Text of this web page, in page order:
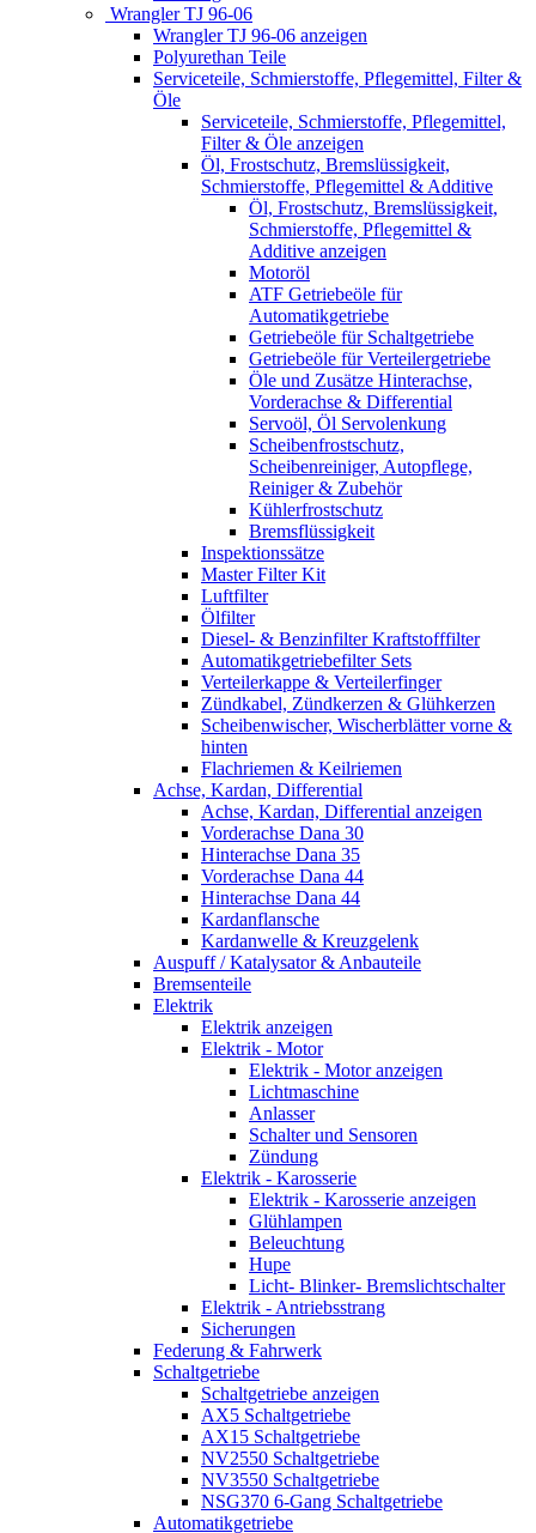
Wrangler TJ 96-06
Wrangler TJ 96-06 anzeigen
Polyurethan Teile
Serviceteile, Schmierstoffe, Pflegemittel, Filter &
Öle
Serviceteile, Schmierstoffe, Pflegemittel,
Filter & Öle anzeigen
Öl, Frostschutz, Bremslüssigkeit,
Schmierstoffe, Pflegemittel & Additive
Öl, Frostschutz, Bremslüssigkeit,
Schmierstoffe, Pflegemittel &
Additive anzeigen
Motoröl
ATF Getriebeöle für
Automatikgetriebe
Getriebeöle für Schaltgetriebe
Getriebeöle für Verteilergetriebe
Öle und Zusätze Hinterachse,
Vorderachse & Differential
Servoöl, Öl Servolenkung
Scheibenfrostschutz,
Scheibenreiniger, Autopflege,
Reiniger & Zubehör
Kühlerfrostschutz
Bremsflüssigkeit
Inspektionssätze
Master Filter Kit
Luftfilter
Ölfilter
Diesel- & Benzinfilter Kraftstofffilter
Automatikgetriebefilter Sets
Verteilerkappe & Verteilerfinger
Zündkabel, Zündkerzen & Glühkerzen
Scheibenwischer, Wischerblätter vorne &
hinten
Flachriemen & Keilriemen
Achse, Kardan, Differential
Achse, Kardan, Differential anzeigen
Vorderachse Dana 30
Hinterachse Dana 35
Vorderachse Dana 44
Hinterachse Dana 44
Kardanflansche
Kardanwelle & Kreuzgelenk
Auspuff / Katalysator & Anbauteile
Bremsenteile
Elektrik
Elektrik anzeigen
Elektrik - Motor
Elektrik - Motor anzeigen
Lichtmaschine
Anlasser
Schalter und Sensoren
Zündung
Elektrik - Karosserie
Elektrik - Karosserie anzeigen
Glühlampen
Beleuchtung
Hupe
Licht- Blinker- Bremslichtschalter
Elektrik - Antriebsstrang
Sicherungen
Federung & Fahrwerk
Schaltgetriebe
Schaltgetriebe anzeigen
AX5 Schaltgetriebe
AX15 Schaltgetriebe
NV2550 Schaltgetriebe
NV3550 Schaltgetriebe
NSG370 6-Gang Schaltgetriebe
Automatikgetriebe